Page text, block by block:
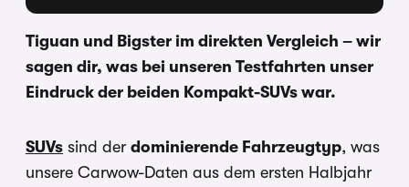
Tiguan und Bigster im direkten Vergleich – wir
sagen dir, was bei unseren Testfahrten unser
Eindruck der beiden Kompakt-SUVs war.
SUVs sind der dominierende Fahrzeugtyp, was
unsere Carwow-Daten aus dem ersten Halbjahr